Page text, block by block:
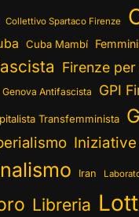
Collettivo Spartaco Firenze
Cuba Mambí
Firenze per
Genova Antifascista GPI
Transfemminista
Iniziative
Iran
Libreria